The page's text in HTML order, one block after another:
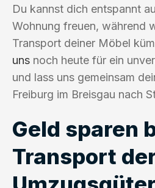
Du kannst dich entspannt
Wohnung freuen, während
Transport deiner Möbel
uns noch heute für ein
und lass uns gemeinsam
Freiburg im Breisgau nach
Geld sparen
Transport